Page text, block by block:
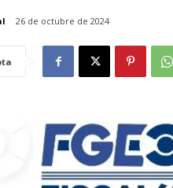
26 de octubre de 2024